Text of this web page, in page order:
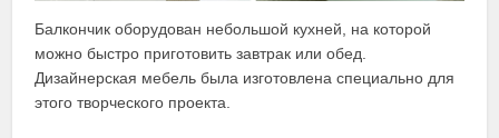
Балкончик оборудован небольшой кухней, на которой
можно быстро приготовить завтрак или обед.
Дизайнерская мебель была изготовлена специально для
этого творческого проекта.